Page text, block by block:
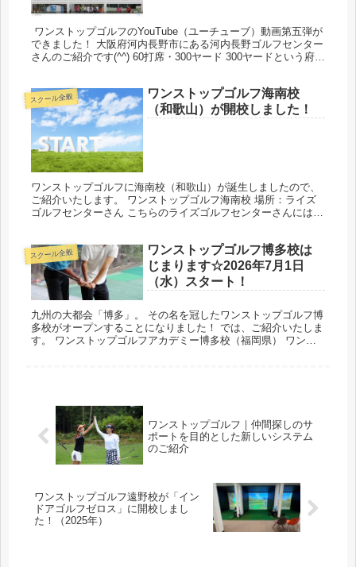
ワンストップゴルフのYouTube（ユーチューブ）動画第五弾が
できました！ 大阪府河内長野市にある河内長野ゴルフセンター
さんのご紹介です(^^) 60打席・300ヤード 300ヤードという府内
スクール全般
ワンストップゴルフ海南校
（和歌山）が開校しました！
ワンストップゴルフに海南校（和歌山）が誕生しましたので、
ご紹介いたします。 ワンストップゴルフ海南校 場所：ライズ
ゴルフセンターさん こちらのライズゴルフセンターさんにはシ
スクール全般
ワンストップゴルフ博多校は
じまります☆2026年7月1日
（水）スタート！
九州の大都会「博多」。 その名を冠したワンストップゴルフ博
多校がオープンすることになりました！ では、ご紹介いたしま
す。 ワンストップゴルフアカデミー博多校（福岡県） ワンス
ワンストップゴルフ｜仲間探しのサ
ポートを目的とした新しいシステム
のご紹介
ワンストップゴルフ遠野校が「イン
ドアゴルフゼロス」に開校しまし
た！（2025年）